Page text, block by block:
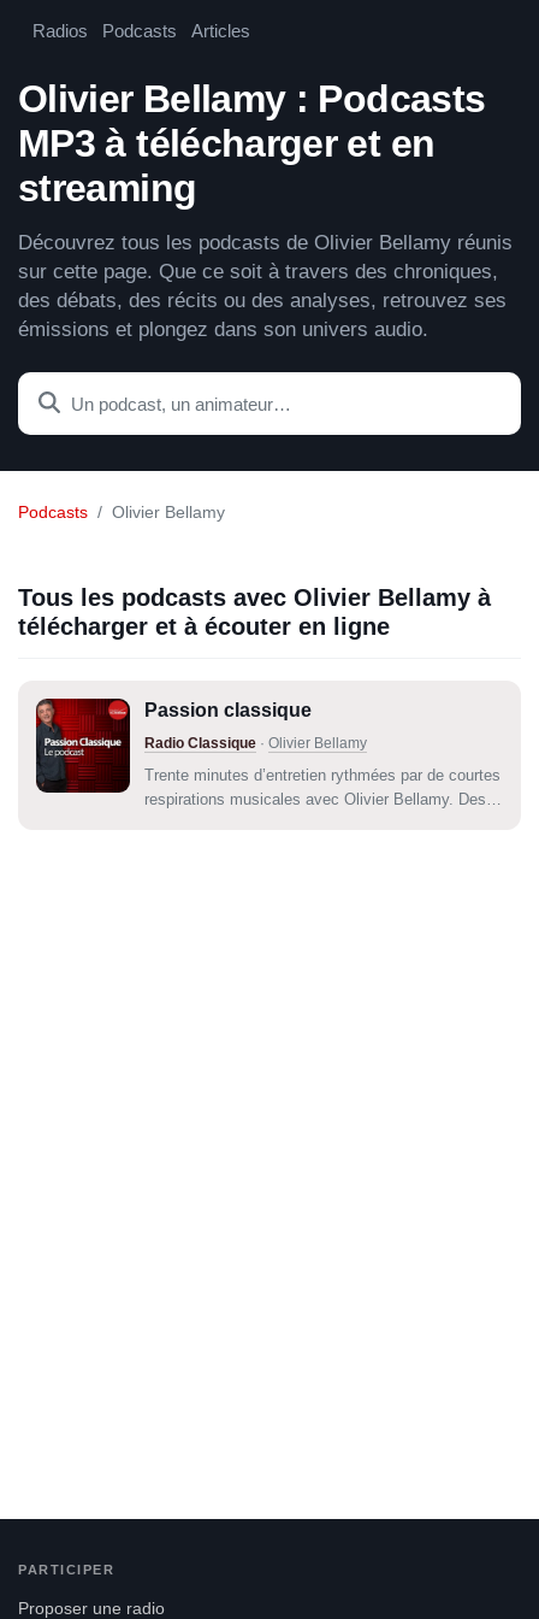
Radios Podcasts Articles
Olivier Bellamy : Podcasts
MP3 à télécharger et en
streaming
Découvrez tous les podcasts de Olivier Bellamy réunis
sur cette page. Que ce soit à travers des chroniques,
des débats, des récits ou des analyses, retrouvez ses
émissions et plongez dans son univers audio.
Podcasts Olivier Bellamy
Tous les podcasts avec Olivier Bellamy à
télécharger et à écouter en ligne
Passion classique
Radio Classique · Olivier Bellamy
Trente minutes d’entretien rythmées par de courtes
respirations musicales avec Olivier Bellamy. Des
PARTICIPER
Proposer une radio